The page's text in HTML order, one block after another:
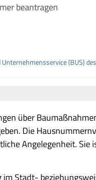
beantragen
Unternehmensservice (BUS)
über
Die
Angelegenheit. Sie
Stadt-